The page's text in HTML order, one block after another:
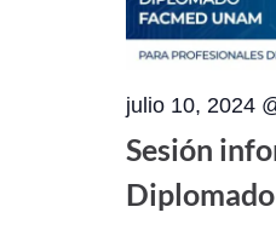
julio 10, 2024
Sesión